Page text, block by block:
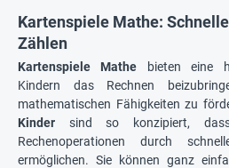
Kartenspiele Mathe:
Zählen
Kartenspiele Mathe bieten eine
Kindern das Rechnen
mathematischen Fähigkeiten zu
Kinder sind so konzipiert,
Rechenoperationen durch
ermöglichen. Sie können ganz